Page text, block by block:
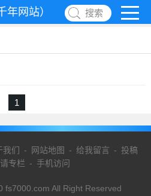
年网站） 搜索
1
我们 - 网站地图 - 给我留言 - 投稿
专栏 - 手机访问
fs7000.com All Right Reserved